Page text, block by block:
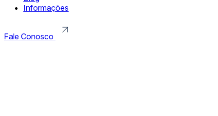
Informações
Fale Conosco